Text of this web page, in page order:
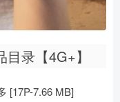
录【4G+】
[17P-7.66 MB]